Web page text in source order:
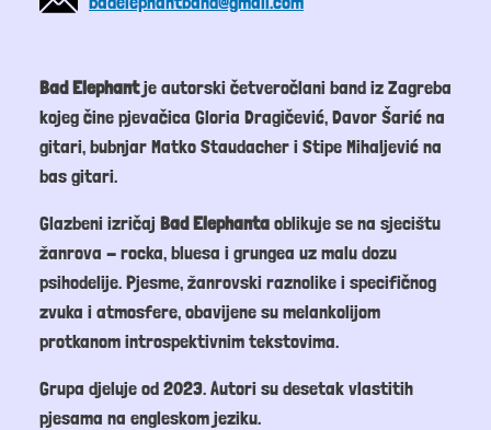
Bad Elephantje autorski četveročlani band iz Zagreba
kojeg čine pjevačica Gloria Dragičević, Davor Šarić na
gitari, bubnjar Matko Staudacher i Stipe Mihaljević na
bas gitari.
Glazbeni izričaj Bad Elephantaoblikuje se na sjecištu
žanrova - rocka, bluesa i grungea uz malu dozu
psihodelije. Pjesme, žanrovski raznolike i specifičnog
zvuka i atmosfere, obavijene su melankolijom
protkanom introspektivnim tekstovima.
Grupa djeluje od 2023. Autori su desetak vlastitih
pjesama na engleskom jeziku.